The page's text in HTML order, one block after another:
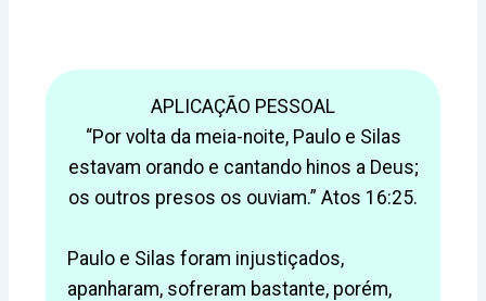
APLICAÇÃO PESSOAL
“Por volta da meia-noite, Paulo e Silas
estavam orando e cantando hinos a Deus;
os outros presos os ouviam.” Atos 16:25.
Paulo e Silas foram injustiçados,
apanharam, sofreram bastante, porém,